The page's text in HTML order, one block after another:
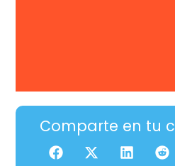
Comparte en tu